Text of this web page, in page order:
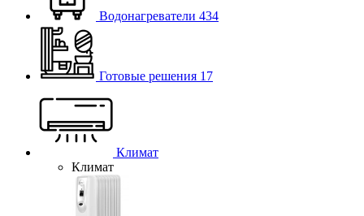
Водонагреватели 434
Готовые решения 17
Климат
Климат